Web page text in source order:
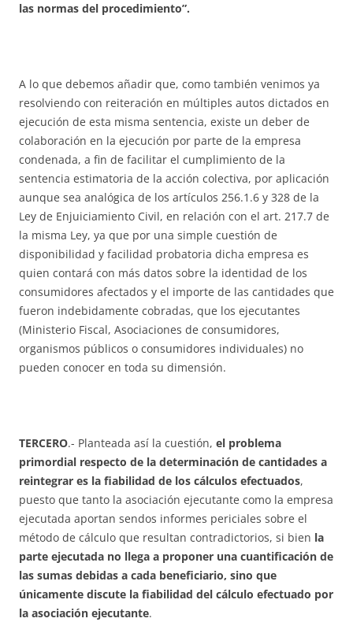
las normas del procedimiento”.
A lo que debemos añadir que, como también venimos ya
resolviendo con reiteración en múltiples autos dictados en
ejecución de esta misma sentencia, existe un deber de
colaboración en la ejecución por parte de la empresa
condenada, a fin de facilitar el cumplimiento de la
sentencia estimatoria de la acción colectiva, por aplicación
aunque sea analógica de los artículos 256.1.6 y 328 de la
Ley de Enjuiciamiento Civil, en relación con el art. 217.7 de
la misma Ley, ya que por una simple cuestión de
disponibilidad y facilidad probatoria dicha empresa es
quien contará con más datos sobre la identidad de los
consumidores afectados y el importe de las cantidades que
fueron indebidamente cobradas, que los ejecutantes
(Ministerio Fiscal, Asociaciones de consumidores,
organismos públicos o consumidores individuales) no
pueden conocer en toda su dimensión.
TERCERO.- Planteada así la cuestión, el problema
primordial respecto de la determinación de cantidades a
reintegrar es la fiabilidad de los cálculos efectuados,
puesto que tanto la asociación ejecutante como la empresa
ejecutada aportan sendos informes periciales sobre el
método de cálculo que resultan contradictorios, si bien la
parte ejecutada no llega a proponer una cuantificación de
las sumas debidas a cada beneficiario, sino que
únicamente discute la fiabilidad del cálculo efectuado por
la asociación ejecutante.